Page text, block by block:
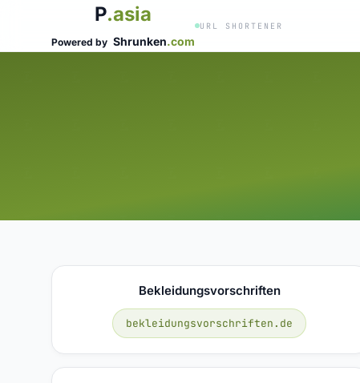
P.asia
Powered by Shrunken.com
URL SHORTENER
Bekleidungsvorschriften
bekleidungsvorschriften.de